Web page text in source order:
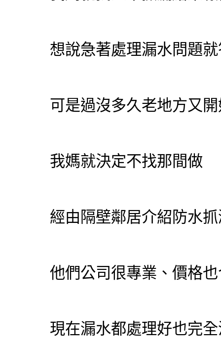
想說急著處理漏水問題
可是過沒多久老地方又
我媽就決定不找那間做
經由隔壁鄰居介紹防水
他們公司很專業、價格
現在漏水都處理好也完